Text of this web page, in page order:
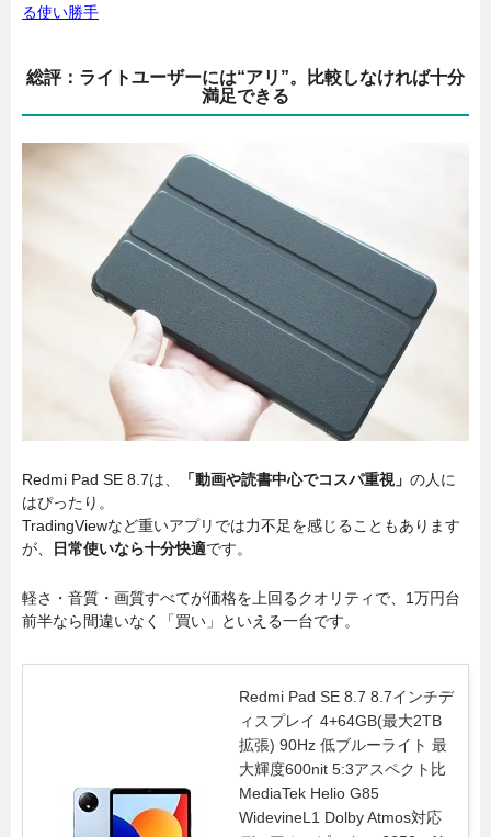
る使い勝手
総評：ライトユーザーには“アリ”。比較しなければ十分
満足できる
Redmi Pad SE 8.7は、 「動画や読書中心でコスパ重視」 の人に
はぴったり。
TradingViewなど重いアプリでは力不足を感じることもあります
が、
日常使いなら十分快適です。
軽さ・音質・画質すべてが価格を上回るクオリティで、1万円台
前半なら間違いなく「買い」といえる一台です。
Redmi Pad SE 8.7 8.7インチデ
ィスプレイ 4+64GB(最大2TB
拡張) 90Hz 低ブルーライト 最
大輝度600nit 5:3アスペクト比
MediaTek Helio G85
WidevineL1 Dolby Atmos対応